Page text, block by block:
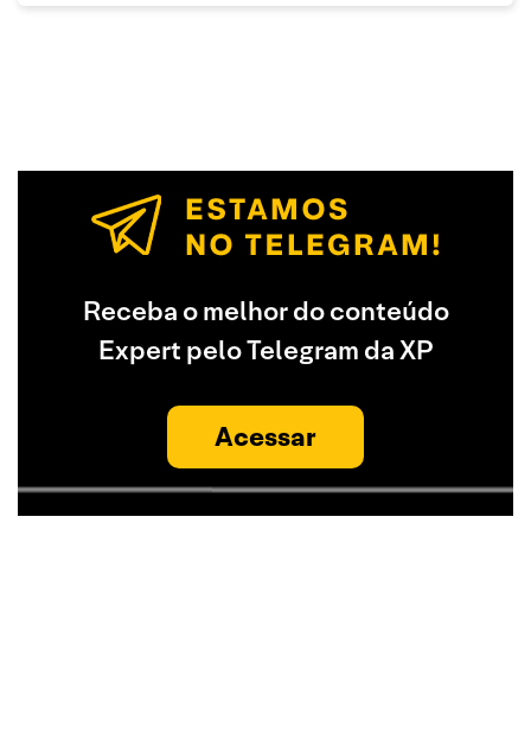
Receba o melhor do conteúdo
Expert pelo Telegram da XP
Acessar